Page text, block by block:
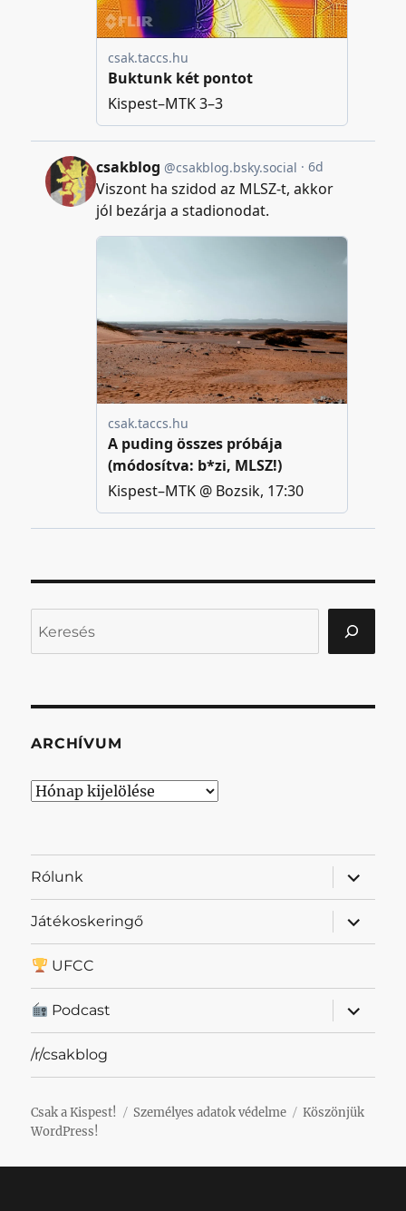
ARCHÍVUM
Archívum
Rólunk
almenü
Játékoskeringő
almenü
UFCC
Podcast
almenü
/r/csakblog
Csak a Kispest! Személyes adatok védelme
Köszönjük
WordPress!